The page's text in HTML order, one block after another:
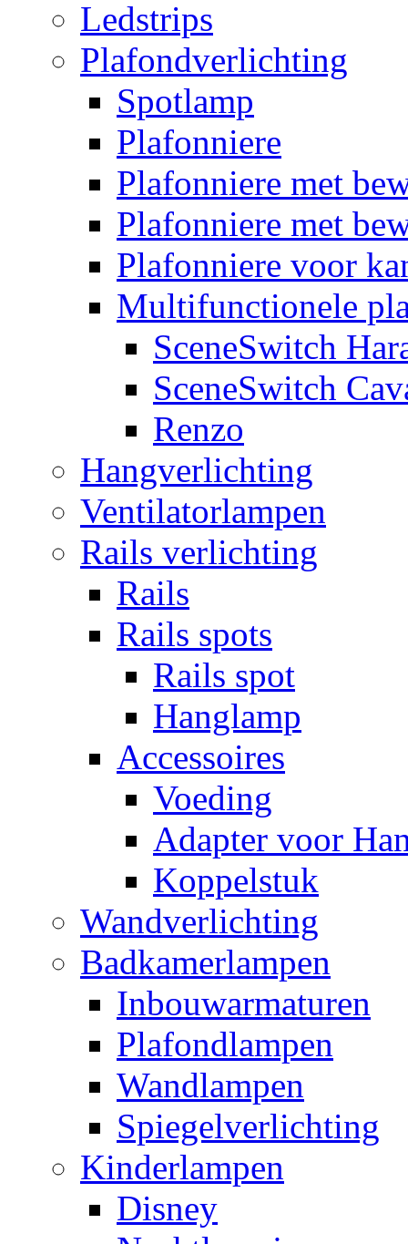
Ledstrips
Plafondverlichting
Spotlamp
Plafonniere
Plafonniere met
Plafonniere met
Plafonniere voor
Multifunctionele
SceneSwitch
SceneSwitch
Renzo
Hangverlichting
Ventilatorlampen
Rails verlichting
Rails
Rails spots
Rails spot
Hanglamp
Accessoires
Voeding
Adapter voor
Koppelstuk
Wandverlichting
Badkamerlampen
Inbouwarmaturen
Plafondlampen
Wandlampen
Spiegelverlichting
Kinderlampen
Disney